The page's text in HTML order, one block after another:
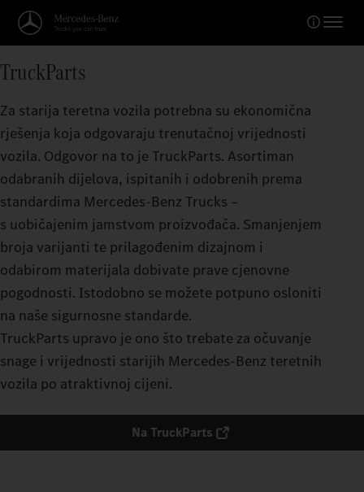
TruckParts
Za starija teretna vozila potrebna su ekonomična
rješenja koja odgovaraju trenutačnoj vrijednosti
vozila. Odgovor na to je TruckParts. Asortiman
odabranih dijelova, ispitanih i odobrenih prema
standardima Mercedes‑Benz Trucks –
s uobičajenim jamstvom proizvođača. Smanjenjem
broja varijanti te prilagođenim dizajnom i
odabirom materijala dobivate prave cjenovne
pogodnosti. Istodobno se možete potpuno osloniti
na naše sigurnosne standarde.
TruckParts upravo je ono što trebate za očuvanje
snage i vrijednosti starijih Mercedes‑Benz teretnih
vozila po atraktivnoj cijeni.​
Na TruckParts